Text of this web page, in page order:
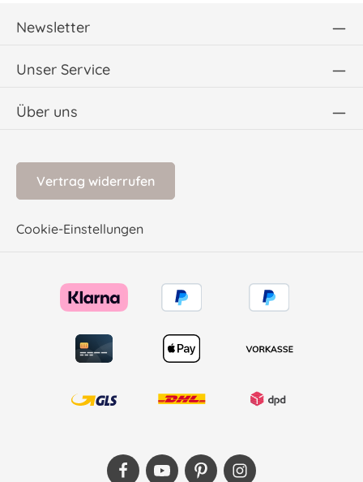
Newsletter
Unser Service
Über uns
Vertrag widerrufen
Cookie-Einstellungen